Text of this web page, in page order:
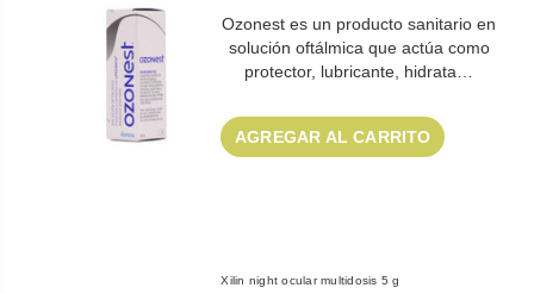
Ozonest es un producto sanitario en
solución oftálmica que actúa como
protector, lubricante, hidrata…
AGREGAR AL CARRITO
Xilin night ocular multidosis 5 g